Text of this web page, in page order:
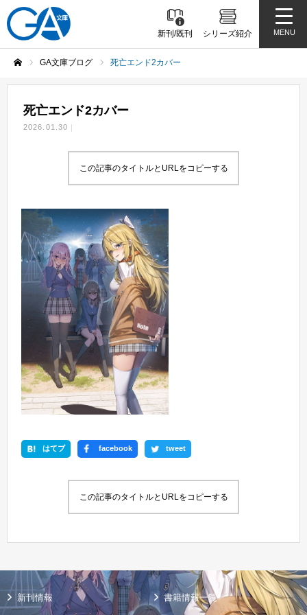
新刊/既刊 シリーズ紹介 MENU
GA文庫ブログ 死亡エンド2カバー
死亡エンド2カバー
2026.01.30
この記事のタイトルとURLをコピーする
はてブ facebook tweet
この記事のタイトルとURLをコピーする
新刊情報 書籍情報一覧